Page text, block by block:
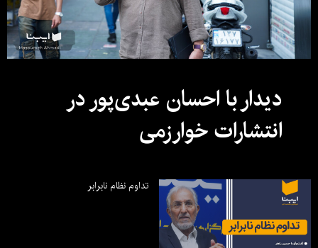
دیدار با احسان عبدی‌پور در
انتشارات خوارزمی
تداوم نظام نابرابر